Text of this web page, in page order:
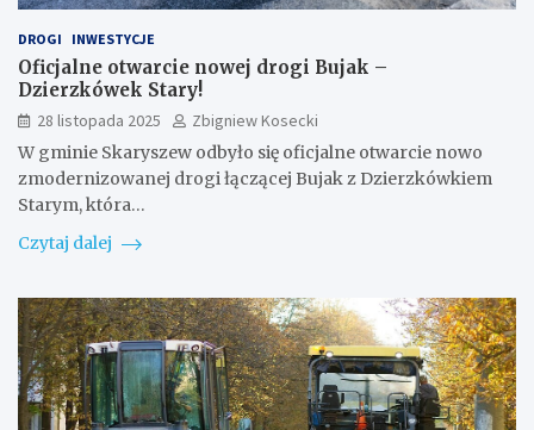
DROGI INWESTYCJE
Oficjalne otwarcie nowej drogi Bujak –
Dzierzkówek Stary!
28 listopada 2025
Zbigniew Kosecki
W gminie Skaryszew odbyło się oficjalne otwarcie nowo
zmodernizowanej drogi łączącej Bujak z Dzierzkówkiem
Starym, która…
Czytaj dalej